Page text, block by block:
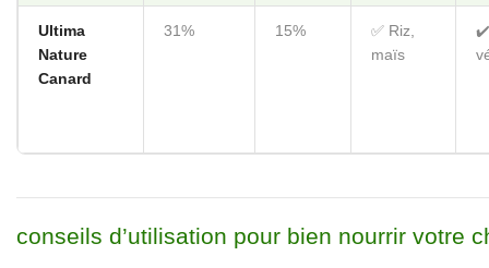
Ultima
Nature
Canard
31% 15%
✅ Riz,
maïs
✔️
conseils d’utilisation pour bien nourrir votre